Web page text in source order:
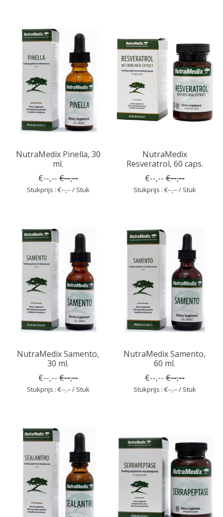
NutraMedix Pinella, 30
ml.
€--,-- €--,--
Stukprijs : €--,-- / Stuk
NutraMedix
Resveratrol, 60 caps.
€--,-- €--,--
Stukprijs : €--,-- / Stuk
NutraMedix Samento,
30 ml.
€--,-- €--,--
Stukprijs : €--,-- / Stuk
NutraMedix Samento,
60 ml.
€--,-- €--,--
Stukprijs : €--,-- / Stuk